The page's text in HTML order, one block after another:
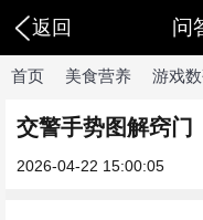
返回 问
首页 美食营养 游戏
交警手势图解窍门
2026-04-22 15:00:05